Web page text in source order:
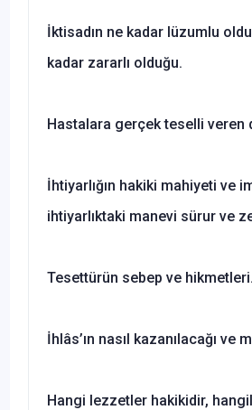
İktisadın ne kadar lüzumlu
kadar zararlı olduğu.
Hastalara gerçek teselli veren
İhtiyarlığın hakiki mahiyeti ve
ihtiyarlıktaki manevi sürur ve
Tesettürün sebep ve hikmetleri.
İhlâs’ın nasıl kazanılacağı ve
Hangi lezzetler hakikidir,